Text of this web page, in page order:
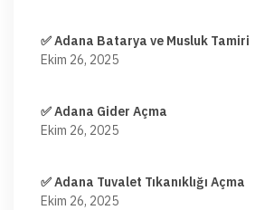
✅ Adana Batarya ve Musluk Tamiri
Ekim 26, 2025
✅ Adana Gider Açma
Ekim 26, 2025
✅ Adana Tuvalet Tıkanıklığı Açma
Ekim 26, 2025